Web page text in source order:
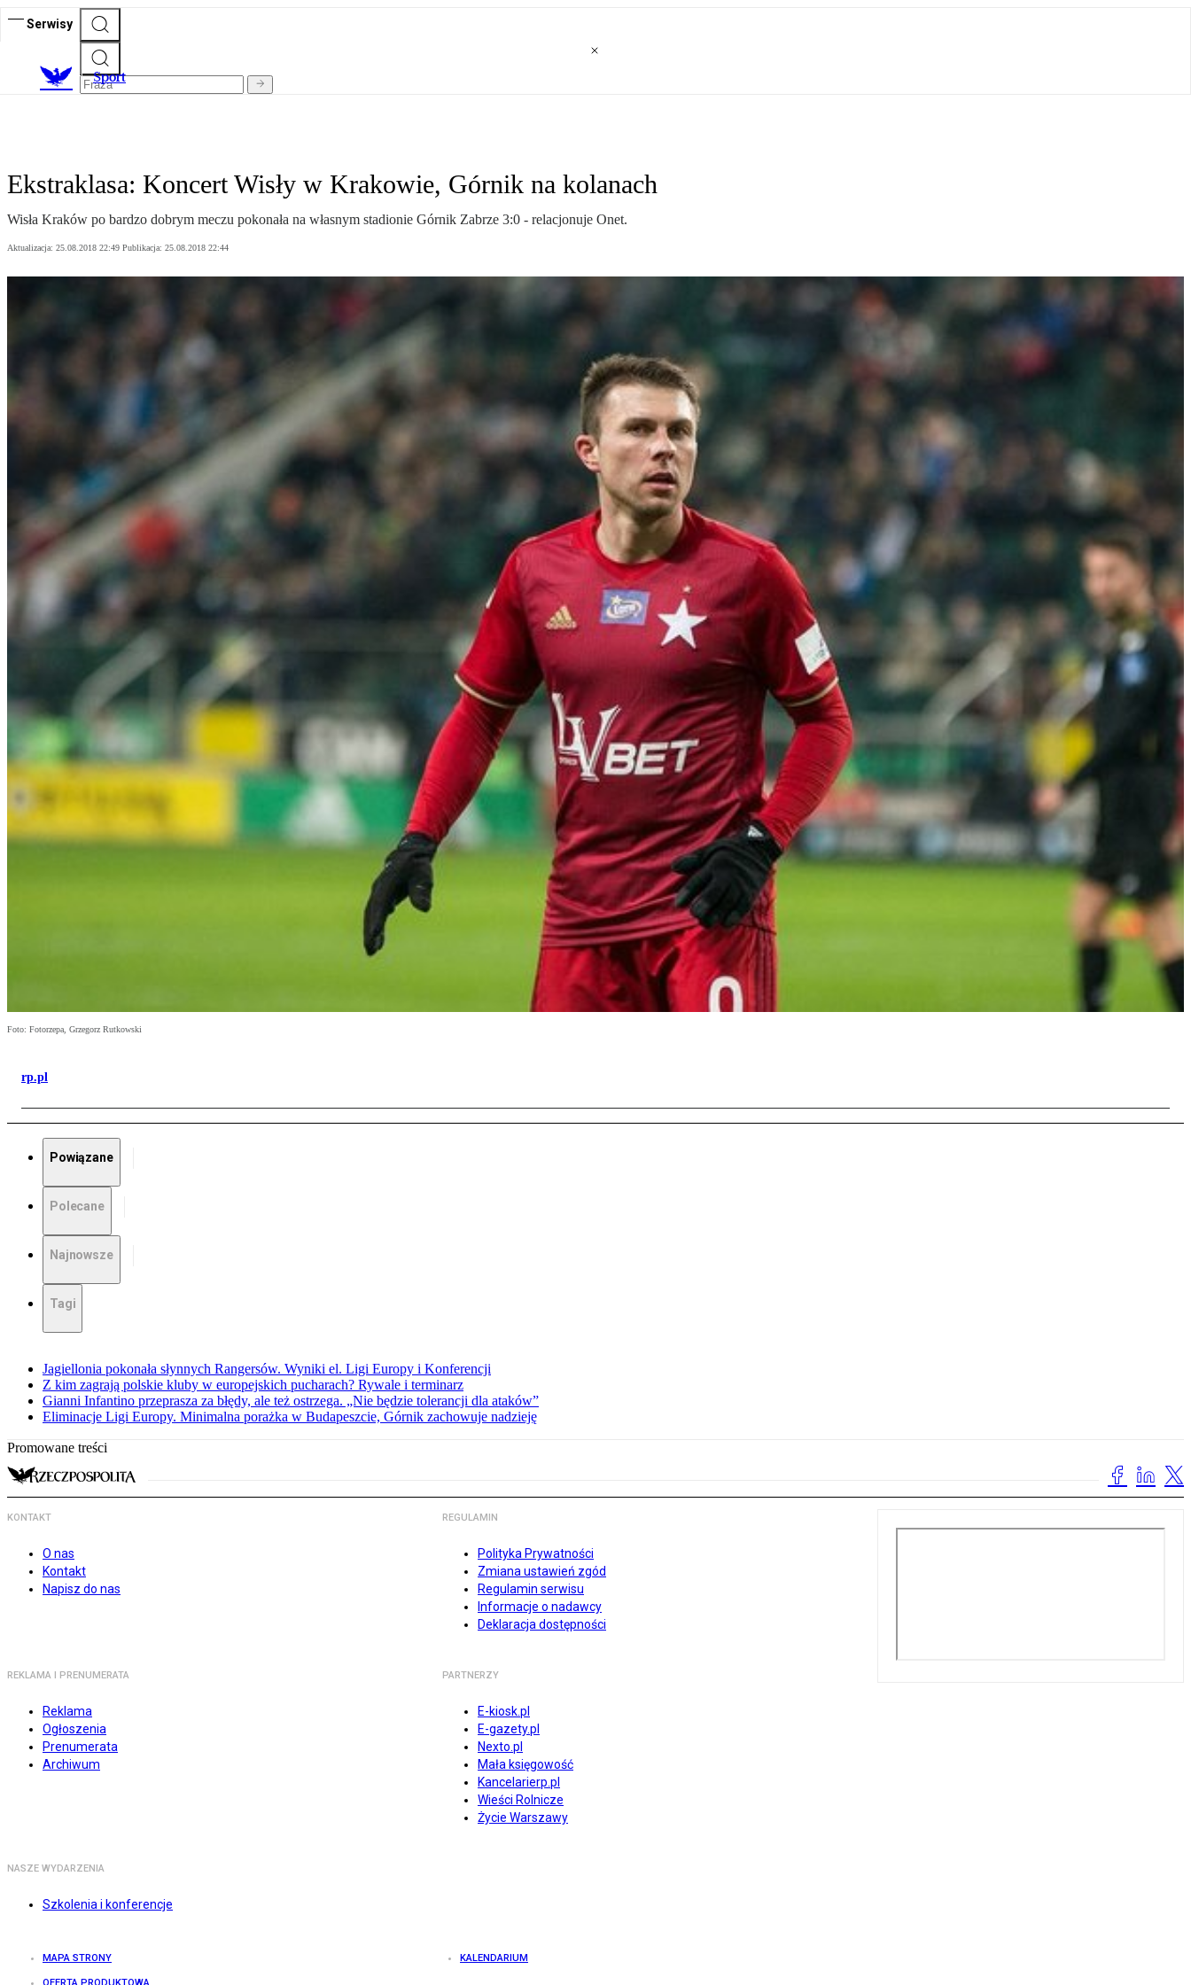
Serwisy
Sport
Ekstraklasa: Koncert Wisły w Krakowie, Górnik na kolanach
Wisła Kraków po bardzo dobrym meczu pokonała na własnym stadionie Górnik Zabrze 3:0 - relacjonuje Onet.
Aktualizacja: 25.08.2018 22:49 Publikacja: 25.08.2018 22:44
Foto: Fotorzepa, Grzegorz Rutkowski
rp.pl
Powiązane
Polecane
Najnowsze
Tagi
Jagiellonia pokonała słynnych Rangersów. Wyniki el. Ligi Europy i Konferencji
Z kim zagrają polskie kluby w europejskich pucharach? Rywale i terminarz
Gianni Infantino przeprasza za błędy, ale też ostrzega. „Nie będzie tolerancji dla ataków”
Eliminacje Ligi Europy. Minimalna porażka w Budapeszcie, Górnik zachowuje nadzieję
Promowane treści
KONTAKT
O nas
Kontakt
Napisz do nas
REGULAMIN
Polityka Prywatności
Zmiana ustawień zgód
Regulamin serwisu
Informacje o nadawcy
Deklaracja dostępności
REKLAMA I PRENUMERATA
Reklama
Ogłoszenia
Prenumerata
Archiwum
PARTNERZY
E-kiosk.pl
E-gazety.pl
Nexto.pl
Mała księgowość
Kancelarierp.pl
Wieści Rolnicze
Życie Warszawy
NASZE WYDARZENIA
Szkolenia i konferencje
MAPA STRONY KALENDARIUM